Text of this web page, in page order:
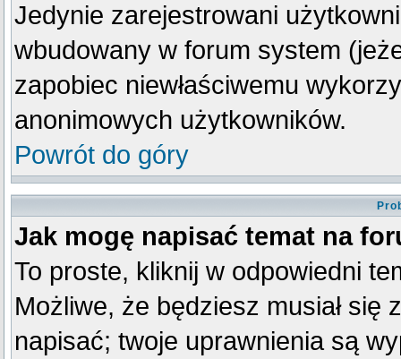
Jedynie zarejestrowani
wbudowany w forum system
zapobiec niewłaściwemu
anonimowych użytkowników.
Powrót do góry
Jak mogę napisać temat na
To proste, kliknij w odpowiedni
Możliwe, że będziesz musiał się
napisać; twoje uprawnienia są